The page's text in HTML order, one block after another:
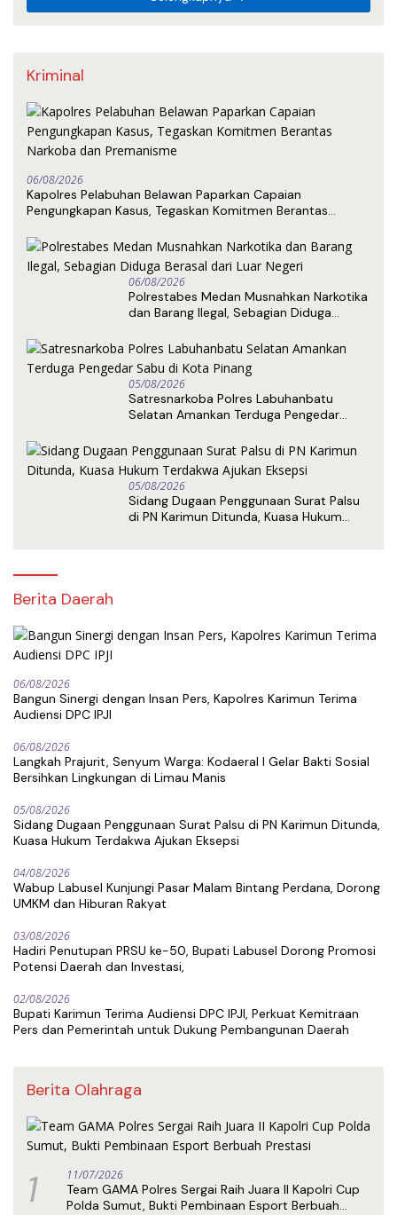
Kriminal
06/08/2026
Kapolres Pelabuhan Belawan Paparkan Capaian
Pengungkapan Kasus, Tegaskan Komitmen Berantas
06/08/2026
Polrestabes Medan Musnahkan Narkotika
dan Barang Ilegal, Sebagian Diduga
05/08/2026
Satresnarkoba Polres Labuhanbatu
Selatan Amankan Terduga Pengedar
05/08/2026
Sidang Dugaan Penggunaan Surat Palsu
di PN Karimun Ditunda, Kuasa Hukum
Berita Daerah
06/08/2026
Bangun Sinergi dengan Insan Pers, Kapolres Karimun Terima
Audiensi DPC IPJI
06/08/2026
Langkah Prajurit, Senyum Warga: Kodaeral I Gelar Bakti Sosial
Bersihkan Lingkungan di Limau Manis
05/08/2026
Sidang Dugaan Penggunaan Surat Palsu di PN Karimun Ditunda,
Kuasa Hukum Terdakwa Ajukan Eksepsi
04/08/2026
Wabup Labusel Kunjungi Pasar Malam Bintang Perdana, Dorong
UMKM dan Hiburan Rakyat
03/08/2026
Hadiri Penutupan PRSU ke-50, Bupati Labusel Dorong Promosi
Potensi Daerah dan Investasi,
02/08/2026
Bupati Karimun Terima Audiensi DPC IPJI, Perkuat Kemitraan
Pers dan Pemerintah untuk Dukung Pembangunan Daerah
Berita Olahraga
1 11/07/2026
Team GAMA Polres Sergai Raih Juara II Kapolri Cup
Polda Sumut, Bukti Pembinaan Esport Berbuah